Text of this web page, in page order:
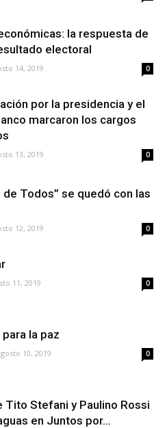
la respuesta de
electoral
14, 2019 0
por la presidencia y el
marcaron los cargos
13, 2019 0
de Todos” se quedó con las
12, 2019 0
11, 2019 0
la paz
10, 2019 0
Tito Stefani y Paulino Rossi
en Juntos por...